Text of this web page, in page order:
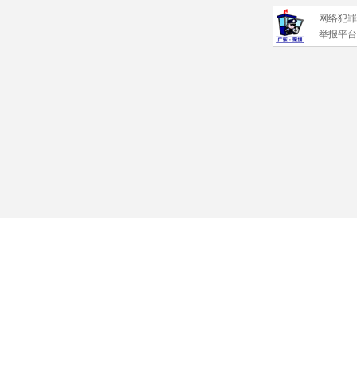
网络犯罪
举报平台